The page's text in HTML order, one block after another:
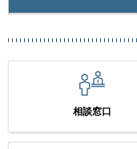
相談窓口